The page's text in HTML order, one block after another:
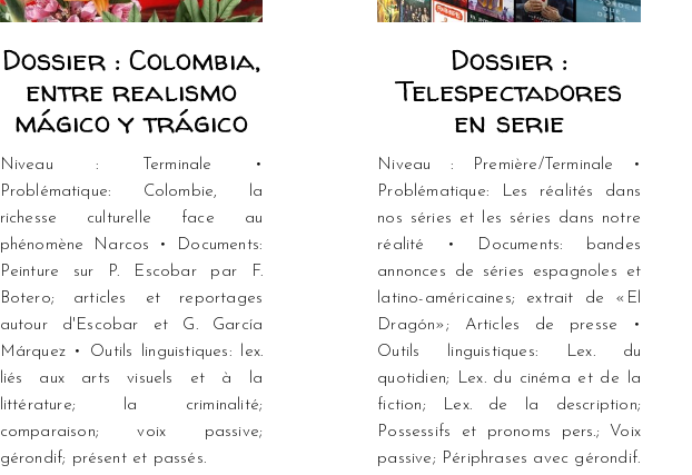
Dossier : Colombia,
entre realismo
mágico y trágico
Niveau : Terminale •
Problématique: Colombie, la
richesse culturelle face au
phénomène Narcos • Documents:
Peinture sur P. Escobar par F.
Botero; articles et reportages
autour d'Escobar et G. García
Márquez • Outils linguistiques: lex.
liés aux arts visuels et à la
littérature; la criminalité;
comparaison; voix passive;
gérondif; présent et passés.
Dossier :
Telespectadores
en serie
Niveau : Première/Terminale •
Problématique: Les réalités dans
nos séries et les séries dans notre
réalité • Documents: bandes
annonces de séries espagnoles et
latino-américaines; extrait de «El
Dragón»; Articles de presse •
Outils linguistiques: Lex. du
quotidien; Lex. du cinéma et de la
fiction; Lex. de la description;
Possessifs et pronoms pers.; Voix
passive; Périphrases avec gérondif.